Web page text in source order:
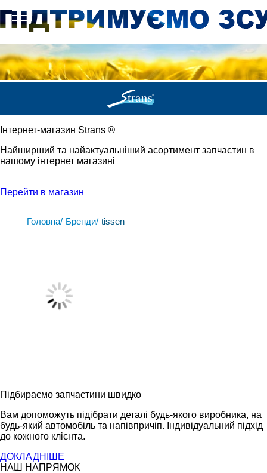
Iнтернет-магазин Strans ®
Найширший та найактуальніший асортимент запчастин в
нашому інтернет магазині
Перейти в магазин
Головна/ Бренди/ tissen
Підбираємо запчастини швидко
Вам допоможуть підібрати деталі будь-якого виробника, на
будь-який автомобіль та напівпричіп. Індивідуальний підхід
до кожного клієнта.
ДОКЛАДНІШЕ
НАШ НАПРЯМОК